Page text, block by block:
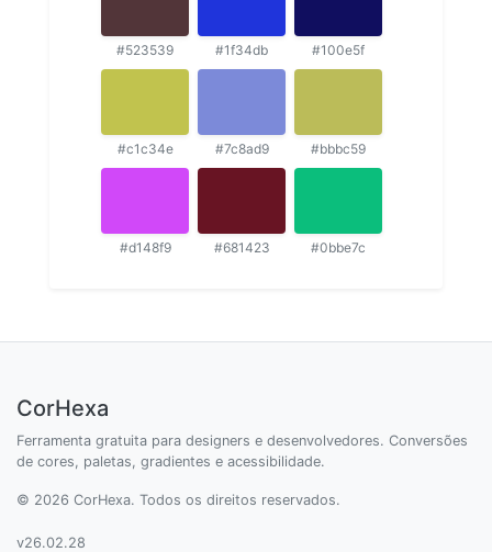
#523539 #1f34db #100e5f
#c1c34e #7c8ad9 #bbbc59
#d148f9 #681423 #0bbe7c
CorHexa
Ferramenta gratuita para designers e desenvolvedores. Conversões
de cores, paletas, gradientes e acessibilidade.
© 2026 CorHexa. Todos os direitos reservados.
v26.02.28